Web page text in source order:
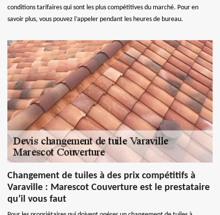
conditions tarifaires qui sont les plus compétitives du marché. Pour en
savoir plus, vous pouvez l’appeler pendant les heures de bureau.
Changement de tuiles à des prix compétitifs à
Varaville : Marescot Couverture est le prestataire
qu’il vous faut